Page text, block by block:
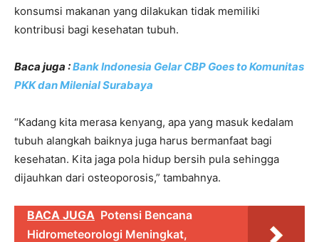
konsumsi makanan yang dilakukan tidak memiliki
kontribusi bagi kesehatan tubuh.
Baca juga :Bank Indonesia Gelar CBP Goes to Komunitas
PKK dan Milenial Surabaya
“Kadang kita merasa kenyang, apa yang masuk kedalam
tubuh alangkah baiknya juga harus bermanfaat bagi
kesehatan. Kita jaga pola hidup bersih pula sehingga
dijauhkan dari osteoporosis,” tambahnya.
BACA JUGA Potensi Bencana
Hidrometeorologi Meningkat,